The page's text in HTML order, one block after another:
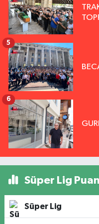
5
6
Süper Lig
Süper Lig